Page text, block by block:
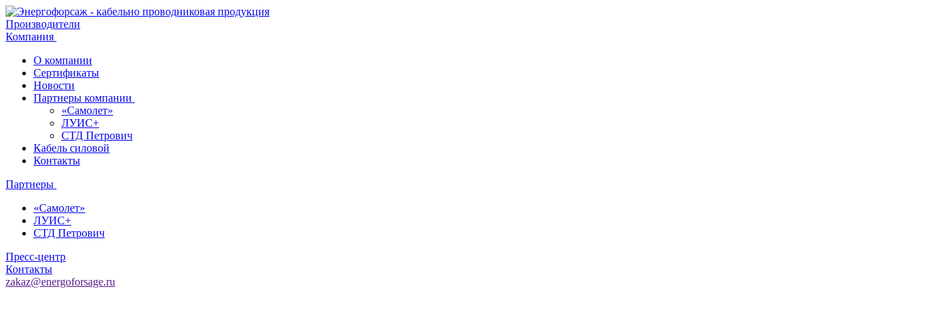
Производители
Компания
О компании
Сертификаты
Новости
Партнеры компании
«Самолет»
ЛУИС+
СТД Петрович
Кабель силовой
Контакты
Партнеры
«Самолет»
ЛУИС+
СТД Петрович
Пресс-центр
Контакты
zakaz@energoforsage.ru